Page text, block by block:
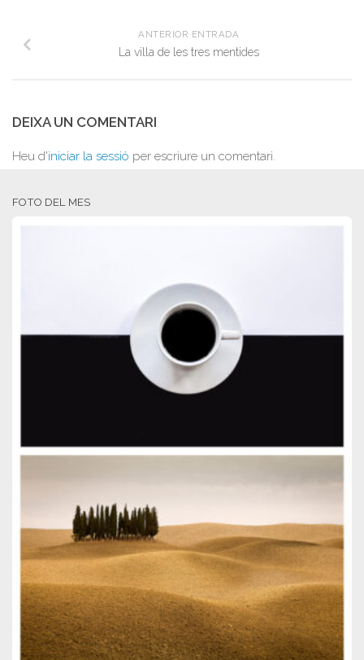
ANTERIOR ENTRADA
La villa de les tres mentides
DEIXA UN COMENTARI
Heu d'iniciar la sessió per escriure un comentari.
FOTO DEL MES